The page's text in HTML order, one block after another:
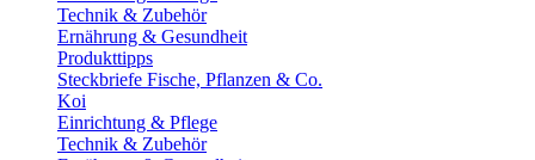
Technik & Zubehör
Ernährung & Gesundheit
Produkttipps
Steckbriefe Fische, Pflanzen & Co.
Koi
Einrichtung & Pflege
Technik & Zubehör